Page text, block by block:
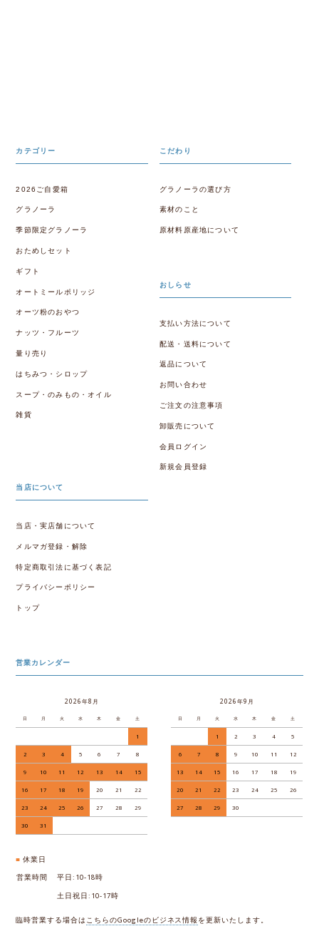
カテゴリー
2026ご自愛箱
グラノーラ
季節限定グラノーラ
おためしセット
ギフト
オートミールポリッジ
オーツ粉のおやつ
ナッツ・フルーツ
量り売り
はちみつ・シロップ
スープ・のみもの・オイル
雑貨
こだわり
グラノーラの選び方
素材のこと
原材料原産地について
おしらせ
支払い方法について
配送・送料について
返品について
お問い合わせ
ご注文の注意事項
卸販売について
会員ログイン
新規会員登録
当店について
当店・実店舗について
メルマガ登録・解除
特定商取引法に基づく表記
プライバシーポリシー
トップ
営業カレンダー
2026年8月
日 月 火 水 木 金 土
1
2 3 4 5 6 7 8
9 10 11 12 13 14 15
16 17 18 19 20 21 22
23 24 25 26 27 28 29
30 31
2026年9月
日 月 火 水 木 金 土
1 2 3 4 5
6 7 8 9 10 11 12
13 14 15 16 17 18 19
20 21 22 23 24 25 26
27 28 29 30
■ 休業日
営業時間
平日:10-18時
土日祝日:10-17時
臨時営業する場合は こちらのGoogleのビジネス情報 を更新いたします。